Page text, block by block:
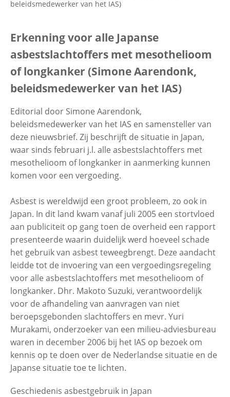
Contactgegevens
Zoeken
beleidsmedewerker van het IAS)
Erkenning voor alle Japanse
asbestslachtoffers met mesothelioom
of longkanker (Simone Aarendonk,
beleidsmedewerker van het IAS)
Editorial door Simone Aarendonk,
beleidsmedewerker van het IAS en samensteller van
deze nieuwsbrief. Zij beschrijft de situatie in Japan,
waar sinds februari j.l. alle asbestslachtoffers met
mesothelioom of longkanker in aanmerking kunnen
komen voor een vergoeding.
Asbest is wereldwijd een groot probleem, zo ook in
Japan. In dit land kwam vanaf juli 2005 een stortvloed
aan publiciteit op gang toen de overheid een rapport
presenteerde waarin duidelijk werd hoeveel schade
het gebruik van asbest teweegbrengt. Deze aandacht
leidde tot de invoering van een vergoedingsregeling
voor alle asbestslachtoffers met mesothelioom of
longkanker. Dhr. Makoto Suzuki, verantwoordelijk
voor de afhandeling van aanvragen van niet
beroepsgebonden slachtoffers en mevr. Yuri
Murakami, onderzoeker van een milieu-adviesbureau
waren in december 2006 bij het IAS op bezoek om
kennis op te doen over de Nederlandse situatie en de
Japanse situatie toe te lichten.
Geschiedenis asbestgebruik in Japan